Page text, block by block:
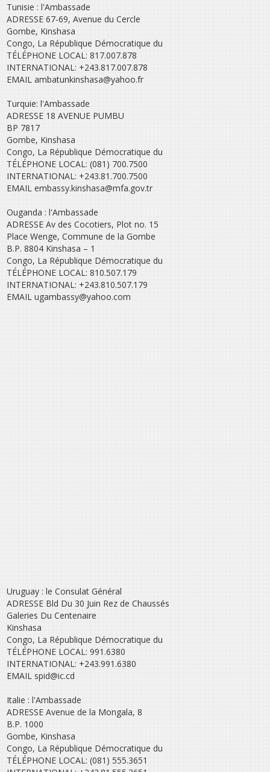
Tunisie : l'Ambassade
ADRESSE 67-69, Avenue du Cercle
Gombe, Kinshasa
Congo, La République Démocratique du
TÉLÉPHONE LOCAL: 817.007.878
INTERNATIONAL: +243.817.007.878
EMAIL ambatunkinshasa@yahoo.fr
Turquie: l'Ambassade
ADRESSE 18 AVENUE PUMBU
BP 7817
Gombe, Kinshasa
Congo, La République Démocratique du
TÉLÉPHONE LOCAL: (081) 700.7500
INTERNATIONAL: +243.81.700.7500
EMAIL embassy.kinshasa@mfa.gov.tr
Ouganda : l'Ambassade
ADRESSE Av des Cocotiers, Plot no. 15
Place Wenge, Commune de la Gombe
B.P. 8804 Kinshasa – 1
Congo, La République Démocratique du
TÉLÉPHONE LOCAL: 810.507.179
INTERNATIONAL: +243.810.507.179
EMAIL ugambassy@yahoo.com
Uruguay : le Consulat Général
ADRESSE Bld Du 30 Juin Rez de Chaussés
Galeries Du Centenaire
Kinshasa
Congo, La République Démocratique du
TÉLÉPHONE LOCAL: 991.6380
INTERNATIONAL: +243.991.6380
EMAIL spid@ic.cd
Italie : l'Ambassade
ADRESSE Avenue de la Mongala, 8
B.P. 1000
Gombe, Kinshasa
Congo, La République Démocratique du
TÉLÉPHONE LOCAL: (081) 555.3651